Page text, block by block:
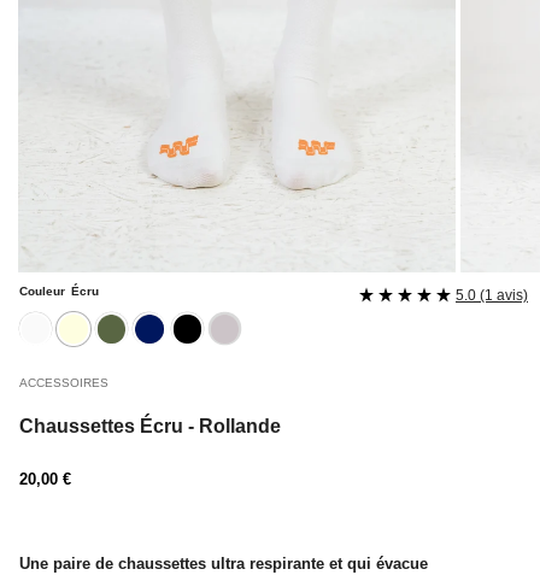
ACCESSOIRES
Chaussettes Écru - Rollande
5.0 (1 avis)
Prix
20,00 €
Une paire de chaussettes ultra respirante et qui évacue
Couleur Écru
blancecru kaki navy noire rose